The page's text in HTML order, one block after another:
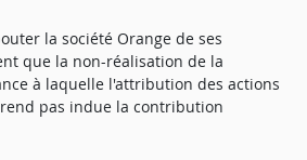
la société Orange de ses
que la non-réalisation de la
à laquelle l'attribution des actions
pas indue la contribution